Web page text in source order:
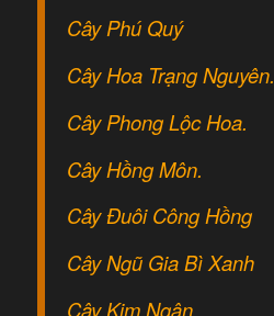
Cây Phú Quý
Cây Hoa Trạng Nguyên.
Cây Phong Lộc Hoa.
Cây Hồng Môn.
Cây Đuôi Công Hồng
Cây Ngũ Gia Bì Xanh
Cây Kim Ngân